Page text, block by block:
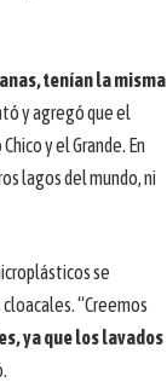
tenían la misma
y agregó que el
y el Grande. En
lagos del mundo, ni
se
“Creemos
ya que los lavados